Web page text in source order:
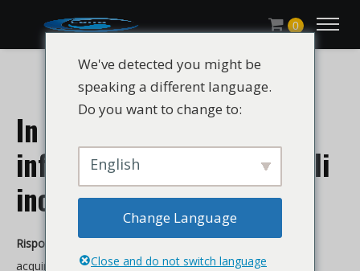
0
In che modo i plastificanti
influenzano l'adesione degli
inchiostri sul PVC?
Risposta rapida:Per quanto riguarda i plastificanti, gli
acquirenti solitamente confrontano flessibilità,
We've detected you might be
speaking a different language.
Do you want to change to:
English
Change Language
Close and do not switch language